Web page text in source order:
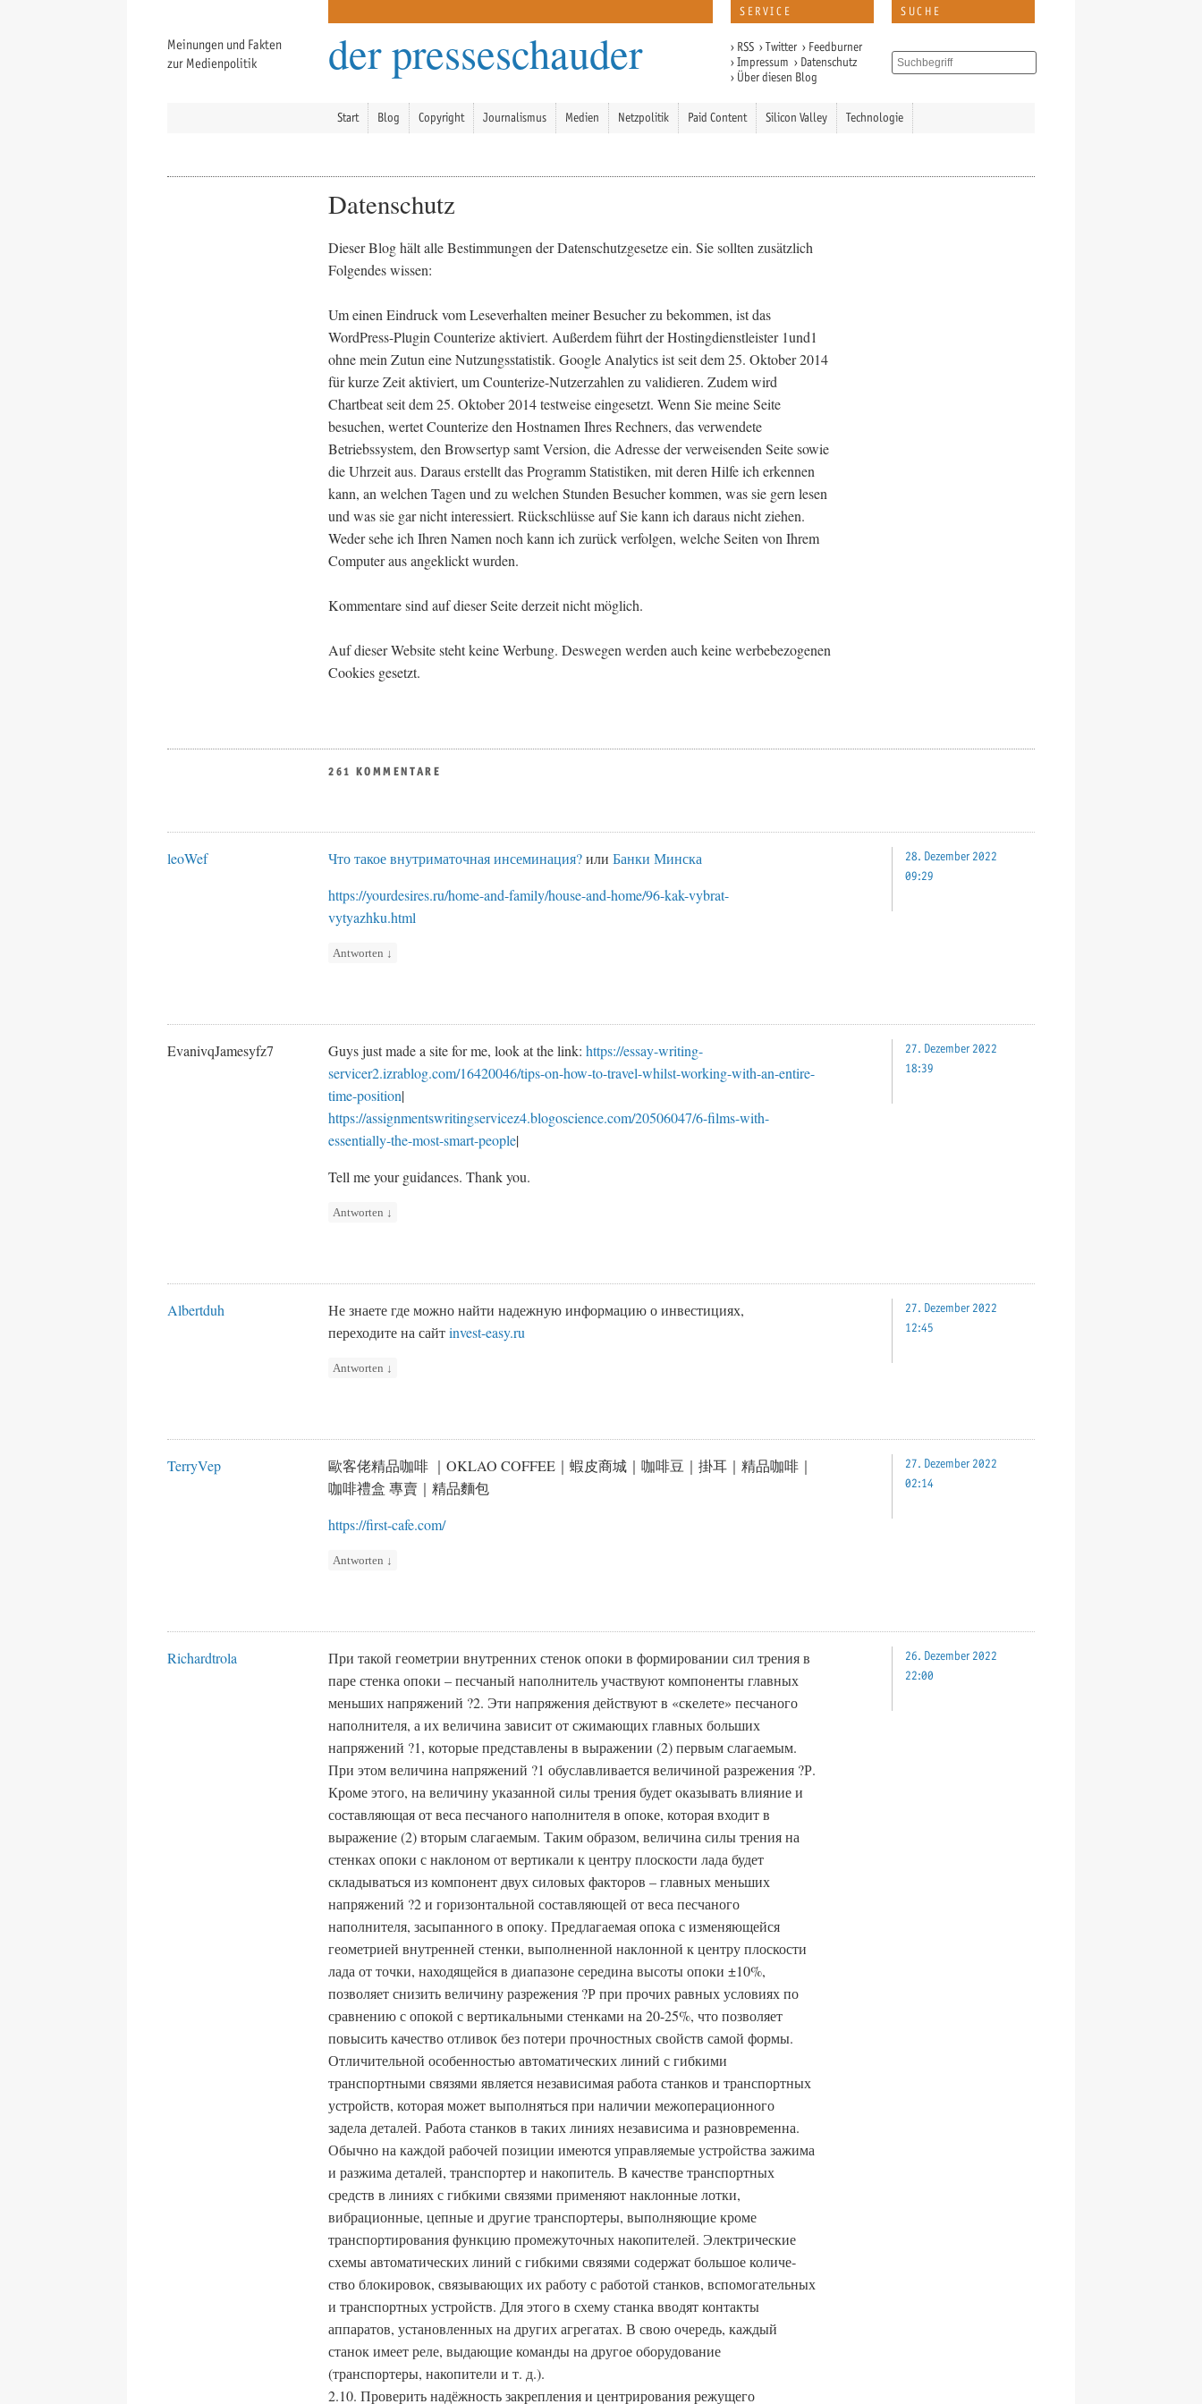
Meinungen und Fakten
zur Medienpolitik
der presseschauder
SERVICE
› RSS ›Twitter › Feedburner
›Impressum › Datenschutz
› Über diesen Blog
SUCHE
Start Blog Copyright Journalismus Medien Netzpolitik Paid Content Silicon Valley Technologie
Datenschutz
Dieser Blog hält alle Bestimmungen der Datenschutzgesetze ein. Sie sollten zusätzlich
Folgendes wissen:
Um einen Eindruck vom Leseverhalten meiner Besucher zu bekommen, ist das
WordPress-Plugin Counterize aktiviert. Außerdem führt der Hostingdienstleister 1und1
ohne mein Zutun eine Nutzungsstatistik. Google Analytics ist seit dem 25. Oktober 2014
für kurze Zeit aktiviert, um Counterize-Nutzerzahlen zu validieren. Zudem wird
Chartbeat seit dem 25. Oktober 2014 testweise eingesetzt. Wenn Sie meine Seite
besuchen, wertet Counterize den Hostnamen Ihres Rechners, das verwendete
Betriebssystem, den Browsertyp samt Version, die Adresse der verweisenden Seite sowie
die Uhrzeit aus. Daraus erstellt das Programm Statistiken, mit deren Hilfe ich erkennen
kann, an welchen Tagen und zu welchen Stunden Besucher kommen, was sie gern lesen
und was sie gar nicht interessiert. Rückschlüsse auf Sie kann ich daraus nicht ziehen.
Weder sehe ich Ihren Namen noch kann ich zurück verfolgen, welche Seiten von Ihrem
Computer aus angeklickt wurden.
Kommentare sind auf dieser Seite derzeit nicht möglich.
Auf dieser Website steht keine Werbung. Deswegen werden auch keine werbebezogenen
Cookies gesetzt.
261 KOMMENTARE
leoWef Что такое внутриматочная инсеминация?или Банки Минска
https://yourdesires.ru/home-and-family/house-and-home/96-kak-vybrat-
vytyazhku.html
Antworten ↓
28. Dezember 2022
09:29
EvanivqJamesyfz7 Guys just made a site for me, look at the link: https://essay-writing-
servicer2.izrablog.com/16420046/tips-on-how-to-travel-whilst-working-with-an-entire-
time-position|
https://assignmentswritingservicez4.blogoscience.com/20506047/6-films-with-
essentially-the-most-smart-people|
Tell me your guidances. Thank you.
Antworten ↓
27. Dezember 2022
18:39
Albertduh
Не знаете где можно найти надежную информацию о инвестициях,
переходите на сайтinvest-easy.ru
Antworten ↓
27. Dezember 2022
12:45
TerryVep
歐客佬精品咖啡 ｜OKLAO COFFEE｜蝦皮商城｜咖啡豆｜掛耳｜精品咖啡｜
咖啡禮盒 專賣｜精品麵包
https://first-cafe.com/
Antworten ↓
27. Dezember 2022
02:14
Richardtrola
При такой геометрии внутренних стенок опоки в формировании сил трения в
паре стенка опоки – песчаный наполнитель участвуют компоненты главных
меньших напряжений ?2. Эти напряжения действуют в «скелете» песчаного
наполнителя, а их величина зависит от сжимающих главных больших
напряжений ?1, которые представлены в выражении (2) первым слагаемым.
При этом величина напряжений ?1 обуславливается величиной разрежения ?Р.
Кроме этого, на величину указанной силы трения будет оказывать влияние и
составляющая от веса песчаного наполнителя в опоке, которая входит в
выражение (2) вторым слагаемым. Таким образом, величина силы трения на
стенках опоки с наклоном от вертикали к центру плоскости лада будет
складываться из компонент двух силовых факторов – главных меньших
напряжений ?2 и горизонтальной составляющей от веса песчаного
наполнителя, засыпанного в опоку. Предлагаемая опока с изменяющейся
геометрией внутренней стенки, выполненной наклонной к центру плоскости
лада от точки, находящейся в диапазоне середина высоты опоки ±10%,
позволяет снизить величину разрежения ?Р при прочих равных условиях по
сравнению с опокой с вертикальными стенками на 20-25%, что позволяет
повысить качество отливок без потери прочностных свойств самой формы.
Отличительной особенностью автоматических линий с гибкими
транспортными связями является независимая работа станков и транспортных
устройств, которая может выполняться при наличии межоперационного
задела деталей. Работа станков в таких линиях независима и разновременна.
Обычно на каждой рабочей позиции имеются управляемые устройства зажима
и разжима деталей, транспортер и накопитель. В качестве транспортных
средств в линиях с гибкими связями применяют наклонные лотки,
вибрационные, цепные и другие транспортеры, выполняющие кроме
транспортиро­вания функцию промежуточных накопителей. Электрические
схемы автоматических линий с гибкими связями содержат большое количе­
ство блокировок, связывающих их работу с работой станков, вспомо­гательных
и транспортных устройств. Для этого в схему станка вво­дят контакты
аппаратов, установленных на других агрегатах. В свою очередь, каждый
станок имеет реле, выдающие команды на другое оборудование
(транспортеры, накопители и т. д.).
2.10. Проверить надёжность закрепления и центрирования ре­жущего
26. Dezember 2022
22:00